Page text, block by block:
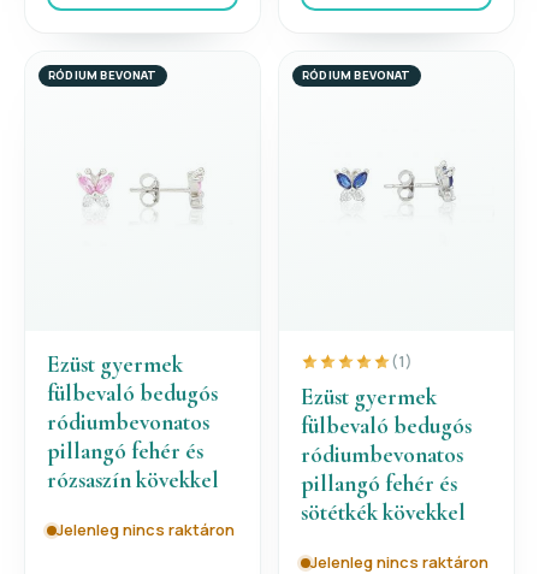
RÓDIUM BEVONAT
Ezüst gyermek
fülbevaló bedugós
ródiumbevonatos
pillangó fehér és
rózsaszín kövekkel
Jelenleg nincs raktáron
RÓDIUM BEVONAT
(1)
Ezüst gyermek
fülbevaló bedugós
ródiumbevonatos
pillangó fehér és
sötétkék kövekkel
Jelenleg nincs raktáron